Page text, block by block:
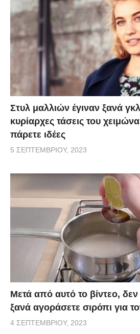
Στυλ μαλλιών έγιναν ξανά
κυρίαρχες τάσεις του
πάρετε ιδέες
5 ΣΕΠΤΕΜΒΡΊΟΥ, 2023
Μετά από αυτό το βίντεο, δεν
ξανά αγοράσετε σιρόπι για
4 ΣΕΠΤΕΜΒΡΊΟΥ, 2023